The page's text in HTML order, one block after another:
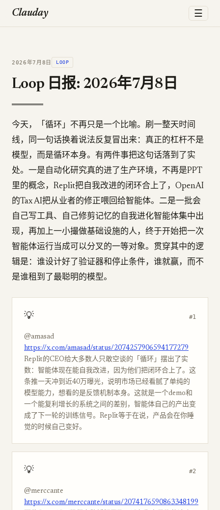
Clauday ☰
2026年7月8日 LOOP
Loop 日报: 2026年7月8日
今天，「循环」不再只是一个比喻。刷一整天时间
线，同一句话换着说法反复冒出来：真正的杠杆不是
模型，而是循环本身。有两件事把这句话落到了实
处。一是自动化研究真的进了生产环境，不再是PPT
里的概念，Replit把自我改进的闭环合上了，OpenAI
的Tax AI把从业者的修正喂回给智能体。二是一批会
自己写工具、自己修剪记忆的自我进化智能体集中出
现，再加上一小撮做基础设施的人，终于开始把一次
智能体运行当成可以分叉的一等对象。贯穿其中的逻
辑是：谁设计好了验证器和停止条件，谁就赢，而不
是谁租到了最聪明的模型。
💡 #1
@amasad
https://x.com/amasad/status/2074257906594177279
Replit的CEO给大多数人只敢空谈的「循环」摆出了实
数：智能体现在能自我改进，因为他们把闭环合上了。这
条推一天冲到近40万曝光，说明市场已经看腻了单纯的
模型能力，想看的是反馈机制本身。这就是一个demo和
一个能复利增长的系统之间的差别，智能体自己的产出变
成了下一轮的训练信号。Replit等于在说，产品会在你睡
觉的时候自己变好。
💡 #2
@merccante
https://x.com/merccante/status/2074176590863348199